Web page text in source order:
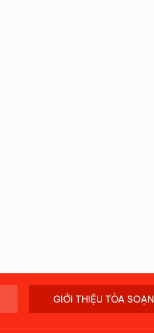
GIỚI THIỆU TÒA SOẠN